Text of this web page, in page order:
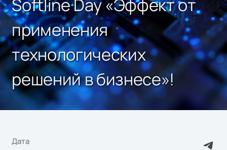
Softline Day «Эффект от
применения
технологических
решений в бизнесе»!
Дата